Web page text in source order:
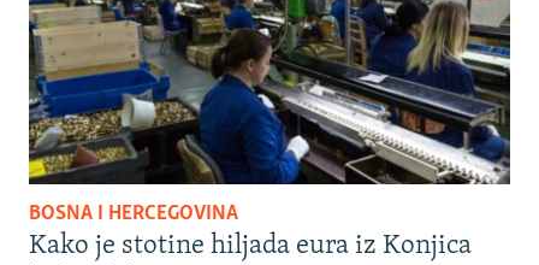
BOSNA I HERCEGOVINA
Kako je stotine hiljada eura iz Konjica